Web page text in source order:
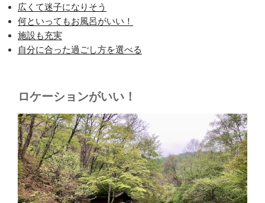
広くて迷子になりそう
何といってもお風呂がいい！
施設も充実
自分に合った過ごし方を選べる
ロケーションがいい！